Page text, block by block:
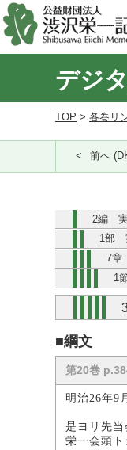
デジ
TOP > 各巻リ
前へ
2編 実
1部
7章
1
■綱文
第20巻
明治26年9
是ヨリ先
栄一会頭ト